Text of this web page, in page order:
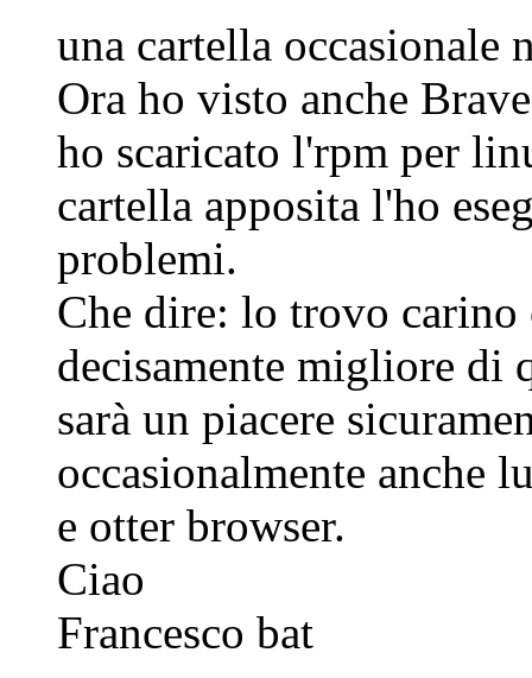
una cartella
Ora ho visto anche
ho scaricato l'rpm per
cartella apposita l'ho
problemi.
Che dire: lo trovo
decisamente migliore di
sarà un piacere
occasionalmente anche
e otter browser.
Ciao
Francesco bat